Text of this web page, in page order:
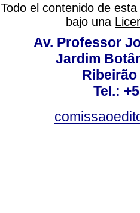
Todo el contenido de
bajo una
Av. Professor
Jardim
Tel.: